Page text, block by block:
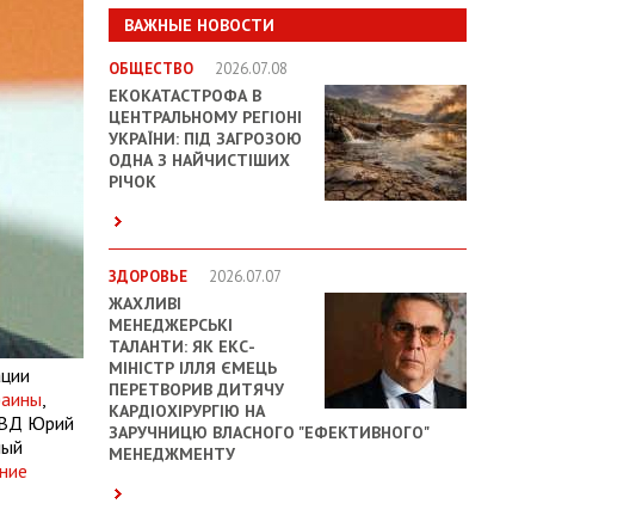
ВАЖНЫЕ НОВОСТИ
ОБЩЕСТВО 2026.07.08
ЕКОКАТАСТРОФА В
ЦЕНТРАЛЬНОМУ РЕГІОНІ
УКРАЇНИ: ПІД ЗАГРОЗОЮ
ОДНА З НАЙЧИСТІШИХ
РІЧОК
ЗДОРОВЬЕ 2026.07.07
ЖАХЛИВІ
МЕНЕДЖЕРСЬКІ
ТАЛАНТИ: ЯК ЕКС-
МІНІСТР ІЛЛЯ ЄМЕЦЬ
ПЕРЕТВОРИВ ДИТЯЧУ
КАРДІОХІРУРГІЮ НА
ЗАРУЧНИЦЮ ВЛАСНОГО "ЕФЕКТИВНОГО"
МЕНЕДЖМЕНТУ
,
Юрий